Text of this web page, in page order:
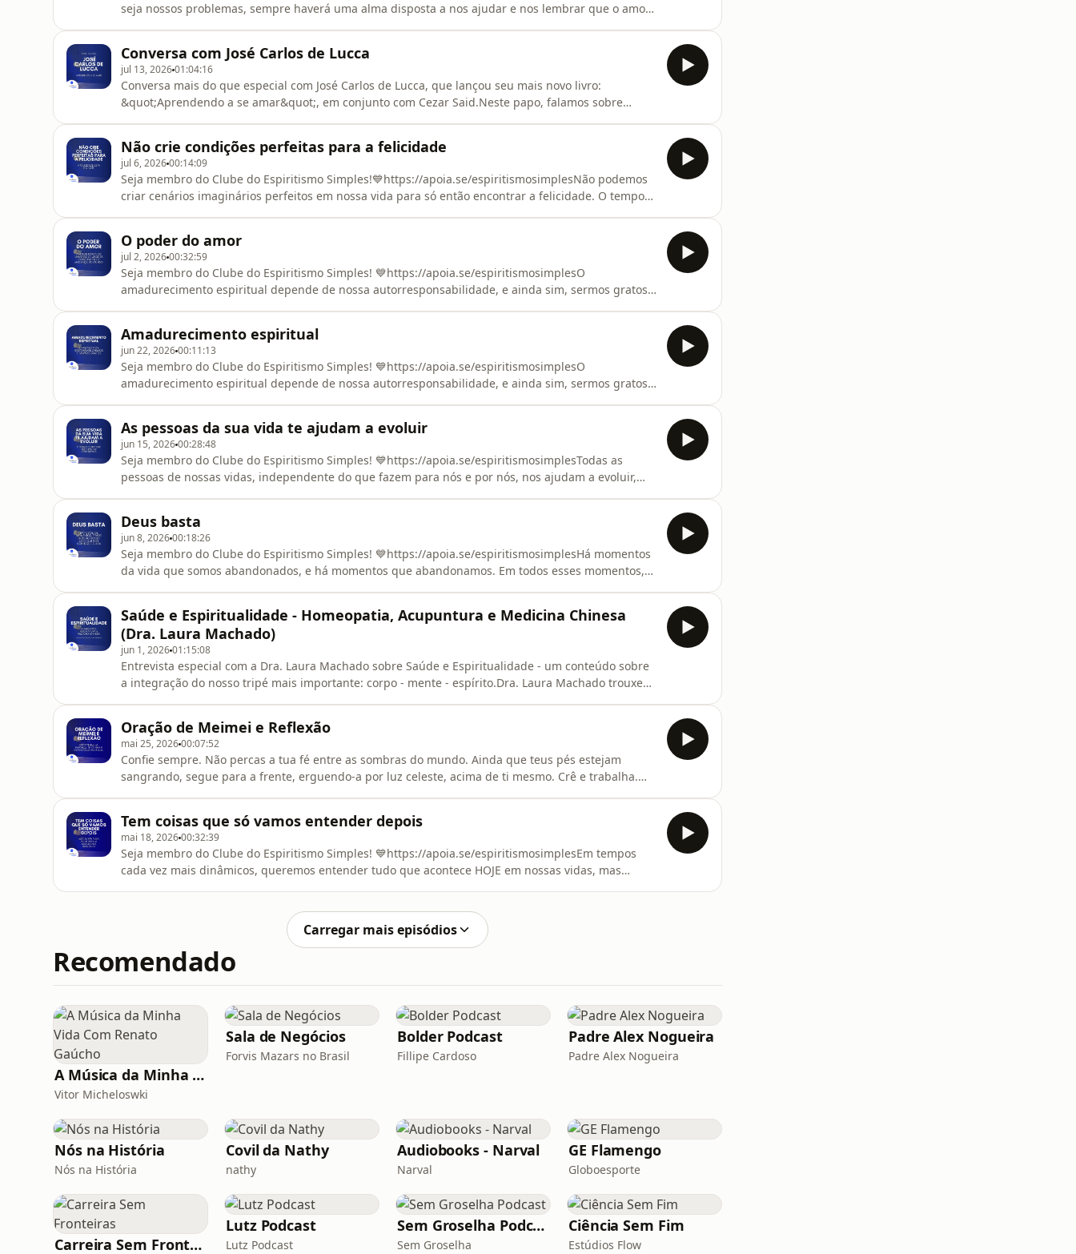
seja nossos problemas, sempre haverá uma alma disposta a nos ajudar e nos lembrar que o amor
transcenderloja.comUse o cupom de desconto ES10 para 10% OFFSiga nosso Instagram: 👇🏻⁠⁠https:/
Conversa com José Carlos de Lucca
jul 13, 202601:04:16
Conversa mais do que especial com José Carlos de Lucca, que lançou seu mais novo livro:
&quot;Aprendendo a se amar&quot;, em conjunto com Cezar Said.Neste papo, falamos sobre
Lucca:https://www.instagram.com/josecdelucca/Adquira o novo Se
Não crie condições perfeitas para a felicidade
jul 6, 202600:14:09
Seja membro do Clube do Espiritismo Simples!💙https://apoia.se/espiritismosimplesNão podemos
criar cenários imaginários perfeitos em nossa vida para só então encontrar a felicidade. O tempo
transcenderloja.comUse o cupom de desconto ES10 para 10% OFFSiga nosso
O poder do amor
jul 2, 202600:32:59
Seja membro do Clube do Espiritismo Simples! 💙https://apoia.se/espiritismosimplesO
amadurecimento espiritual depende de nossa autorresponsabilidade, e ainda sim, sermos gratos a
👇🏻⁠⁠https://www.instagram.com/
Amadurecimento espiritual
jun 22, 202600:11:13
Seja membro do Clube do Espiritismo Simples! 💙https://apoia.se/espiritismosimplesO
amadurecimento espiritual depende de nossa autorresponsabilidade, e ainda sim, sermos gratos a
👇🏻⁠⁠https://www.instagram.com/es
As pessoas da sua vida te ajudam a evoluir
jun 15, 202600:28:48
Seja membro do Clube do Espiritismo Simples! 💙https://apoia.se/espiritismosimplesTodas as
pessoas de nossas vidas, independente do que fazem para nós e por nós, nos ajudam a evoluir,
👇🏻⁠⁠https://www.instagram.com/esp
Deus basta
jun 8, 202600:18:26
Seja membro do Clube do Espiritismo Simples! 💙https://apoia.se/espiritismosimplesHá momentos
da vida que somos abandonados, e há momentos que abandonamos. Em todos esses momentos,
👇🏻⁠⁠https://www.instagram.co
Saúde e Espiritualidade - Homeopatia, Acupuntura e Medicina Chinesa
(Dra. Laura Machado)
jun 1, 202601:15:08
Entrevista especial com a Dra. Laura Machado sobre Saúde e Espiritualidade - um conteúdo sobre
a integração do nosso tripé mais importante: corpo - mente - espírito.Dra. Laura Machado trouxe
membro do Clube do Espirit
Oração de Meimei e Reflexão
mai 25, 202600:07:52
Confie sempre. Não percas a tua fé entre as sombras do mundo. Ainda que teus pés estejam
sangrando, segue para a frente, erguendo-a por luz celeste, acima de ti mesmo. Crê e trabalha.
Deus e em si mesmos, porqu
Tem coisas que só vamos entender depois
mai 18, 202600:32:39
Seja membro do Clube do Espiritismo Simples! 💙https://apoia.se/espiritismosimplesEm tempos
cada vez mais dinâmicos, queremos entender tudo que acontece HOJE em nossas vidas, mas
transcenderloja.comUse o cupom de desconto ES10 para 10% OFFSiga nosso Instagram
Carregar mais episódios
Recomendado
A Música da Minha Vida Com Renato Gaúcho
Vitor Micheloswki
Sala de Negócios
Forvis Mazars no Brasil
Bolder Podcast
Fillipe Cardoso
Padre Alex Nogueira
Padre Alex Nogueira
Nós na História
Nós na História
Covil da Nathy
nathy
Audiobooks - Narval
Narval
GE Flamengo
Globoesporte
Carreira Sem Fronteiras
Lutz Podcast
Lutz Podcast
Sem Groselha Podcast
Sem Groselha
Ciência Sem Fim
Estúdios Flow